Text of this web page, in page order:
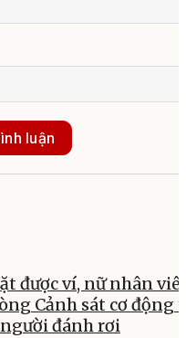
luận
được ví, nữ nhân
Cảnh sát cơ động
đánh rơi